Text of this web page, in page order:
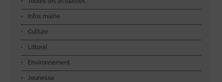
Infos mairie
Culture
Littoral
Environnement
Jeunesse